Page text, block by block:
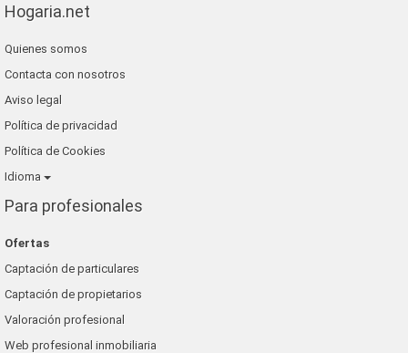
Hogaria.net
Quienes somos
Contacta con nosotros
Aviso legal
Política de privacidad
Política de Cookies
Idioma
Para profesionales
Ofertas
Captación de particulares
Captación de propietarios
Valoración profesional
Web profesional inmobiliaria